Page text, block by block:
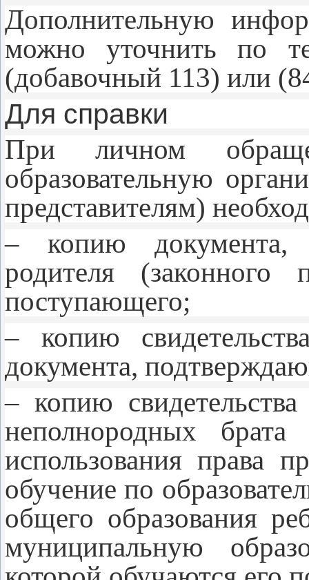
Дополнительную
можно уточнить по
(добавочный 113) или
Для справки
При личном
образовательную
представителям)
– копию документа,
родителя (законного
поступающего;
– копию
документа,
– копию
неполнородных
использования права
обучение по
общего образования
муниципальную